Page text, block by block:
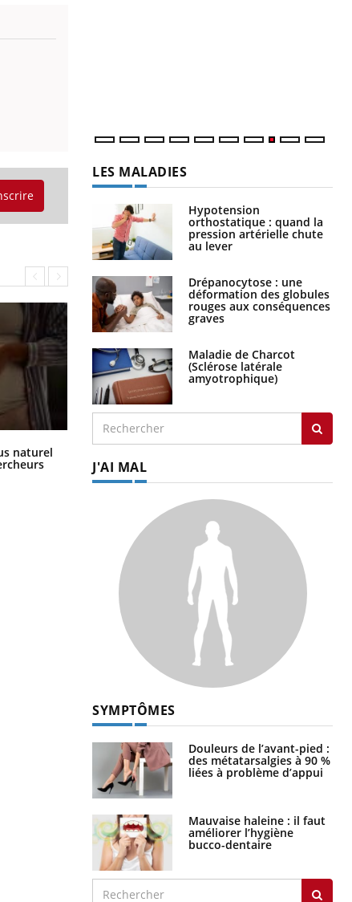
naturel Comment oublier les écrans en
vacances ?
LES MALADIES
Hypotension
orthostatique : quand la
pression artérielle chute
au lever
Drépanocytose : une
déformation des globules
rouges aux conséquences
graves
Maladie de Charcot
(Sclérose latérale
amyotrophique)
J'AI MAL
SYMPTÔMES
Douleurs de l’avant-pied :
des métatarsalgies à 90 %
liées à problème d’appui
Mauvaise haleine : il faut
améliorer l’hygiène
bucco-dentaire